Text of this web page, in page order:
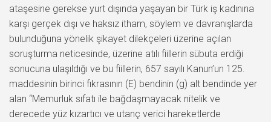
ataşesine gerekse yurt dışında yaşayan bir Türk iş kadınına
karşı gerçek dışı ve haksız itham, söylem ve davranışlarda
bulunduğuna yönelik şikayet dilekçeleri üzerine açılan
soruşturma neticesinde, üzerine atılı fiillerin sübuta erdiği
sonucuna ulaşıldığı ve bu fiillerin, 657 sayılı Kanun’un 125.
maddesinin birinci fıkrasının (E) bendinin (g) alt bendinde yer
alan “Memurluk sıfatı ile bağdaşmayacak nitelik ve
derecede yüz kızartıcı ve utanç verici hareketlerde